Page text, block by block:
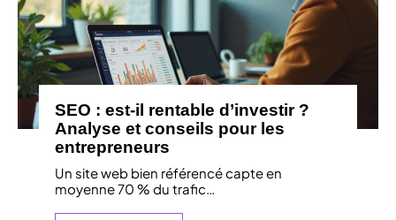
SEO : est-il rentable d’investir ?
Analyse et conseils pour les
entrepreneurs
Un site web bien référencé capte en
moyenne 70 % du trafic